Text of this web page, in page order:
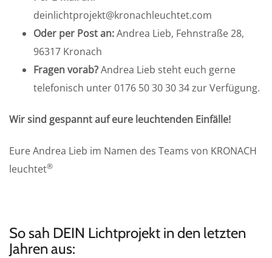
deinlichtprojekt@kronachleuchtet.com
Oder per Post an:Andrea Lieb, Fehnstraße 28,
96317 Kronach
Fragen vorab?Andrea Lieb steht euch gerne
telefonisch unter 0176 50 30 30 34 zur Verfügung.
Wir sind gespannt auf eure leuchtenden Einfälle!
Eure Andrea Lieb im Namen des Teams von KRONACH
leuchtet®
So sah DEIN Lichtprojekt in den letzten
Jahren aus: